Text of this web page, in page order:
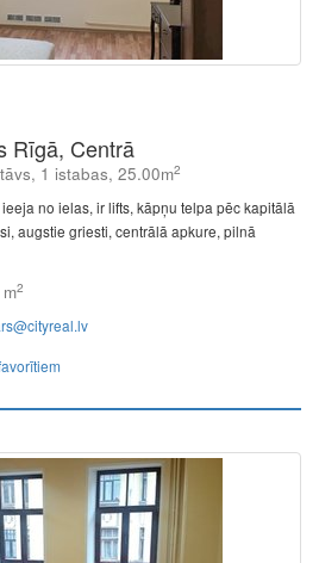
Rīgā, Centrā
1 istabas, 25.00m2
no ielas, ir lifts, kāpņu telpa pēc kapitālā
augstie griesti, centrālā apkure, pilnā
2